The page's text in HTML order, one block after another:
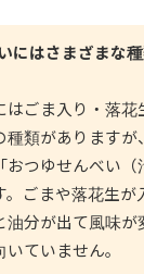
にはさまざまな
はごま入り・落花
種類がありますが
おつゆせんべい（
。ごまや落花生が
油分が出て風味が
ていません。